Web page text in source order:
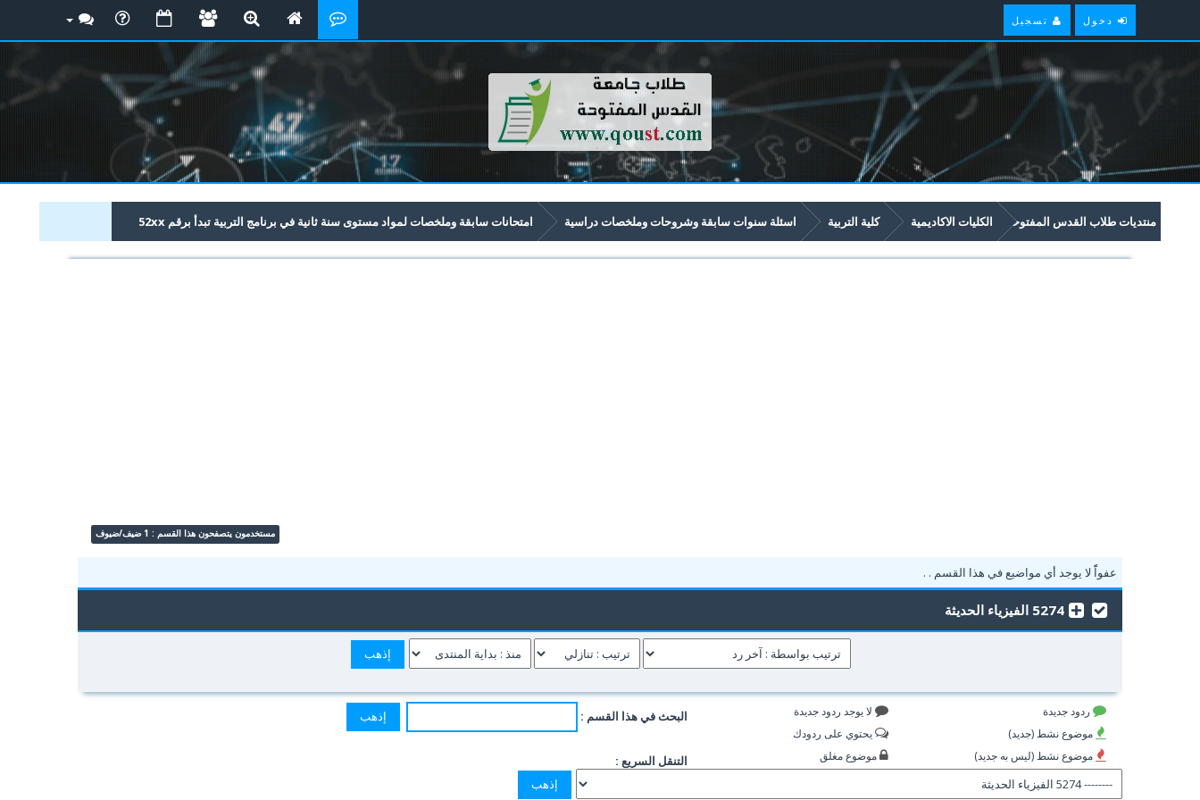
دخول تسجيل
منتديات طلاب القدس المفتوحة الكليات الاكاديمية كلية التربية اسئلة سنوات سابقة وشروحات وملخصات دراسية امتحانات سابقة وملخصات لمواد مستوى سنة ثانية في برنامج التربية تبدأ برقم 52xx
5274 الفيزياء الحديثة
مستخدمون يتصفحون هذا القسم : 1 ضيف/ضيوف
عفواًً لا يوجد أي مواضيع في هذا القسم . .
5274 الفيزياء الحديثة
ردود جديدة
موضوع نشط (جديد)
موضوع نشط (ليس به جديد)
لا يوجد ردود جديدة
يحتوي على ردودك
موضوع مغلق
البحث في هذا القسم :
التنقل السريع :